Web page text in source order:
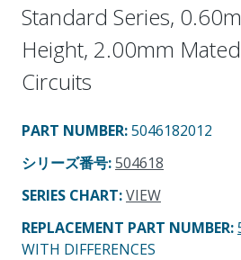
Standard Series,
Height, 2.00mm
Circuits
PART NUMBER:5046182012
シリーズ番号:504618
SERIES CHART:VIEW
REPLACEMENT PART NUMBER:
WITH DIFFERENCES